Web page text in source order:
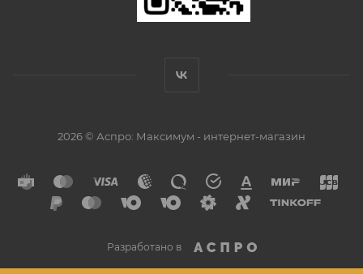
2026 © Аспро: Максимум - интернет-магазин
Разработано в